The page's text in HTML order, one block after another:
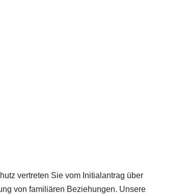
vertreten Sie vom Initialantrag über
von familiären Beziehungen. Unsere